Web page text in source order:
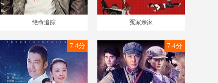
绝命追踪 冤家亲家
7.4分 7.4分